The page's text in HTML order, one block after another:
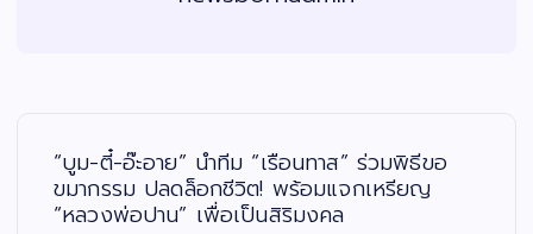
“บูม-ตี๋-อ๊ะอาย” นำทีม “เรือนทาส” ร่วมพิธีขอ
ขมากรรม ปลดล็อกชีวิต! พร้อมแจกเหรียญ
“หลวงพ่อปาน” เพื่อเป็นสิริมงคล